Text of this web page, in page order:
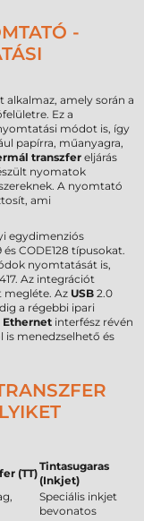
-
alkalmaz, amely során a
Ez a
módot is, így
papírra, műanyagra,
transzfereljárás
nyomatok
A nyomtató
ami
egydimenziós
CODE128 típusokat.
nyomtatását is,
Az integrációt
Az USB 2.0
a régebbi ipari
Ethernet interfész révén
menedzselhető és
(TT)
Tintasugaras
(Inkjet)
Speciális inkjet
bevonatos